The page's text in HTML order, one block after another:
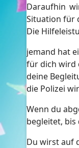
Daraufhin
Situation für
Die
jemand hat
für dich wird
deine
die Polizei
Wenn du
begleitet, bis
Du wirst auf